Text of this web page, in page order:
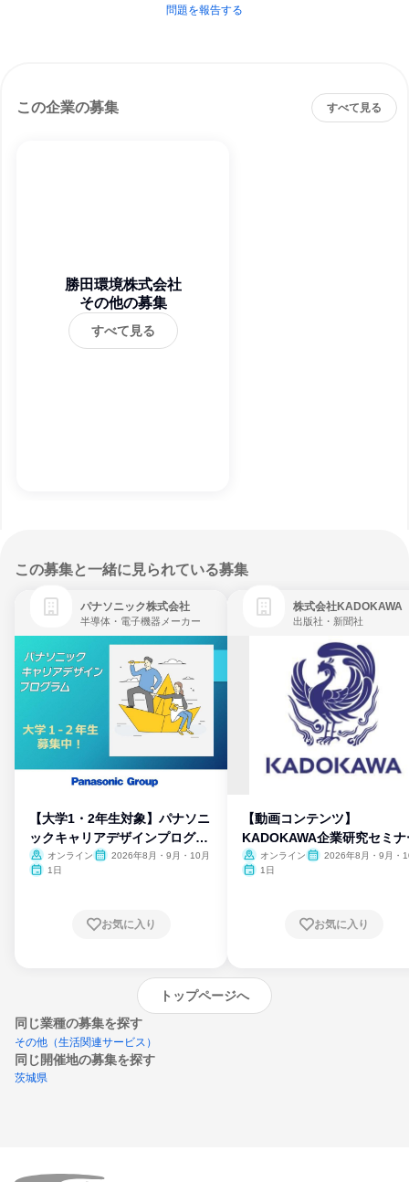
問題を報告する
この企業の募集 すべて見る
勝田環境株式会社
その他の募集
すべて見る
この募集と一緒に見られている募集
パナソニック株式会社
半導体・電子機器メーカー
【大学1・2年生対象】パナソニ
ックキャリアデザインプログラ
ム
オンライン
2026年8月・9月・10月
1日
お気に入り
株式会社KADOKAWA
出版社・新聞社
【動画コンテンツ】
KADOKAWA企業研究セミナ
オンライン
2026年8月・9月・
1日
お気に入り
トップページへ
同じ業種の募集を探す
その他（生活関連サービス）
同じ開催地の募集を探す
茨城県